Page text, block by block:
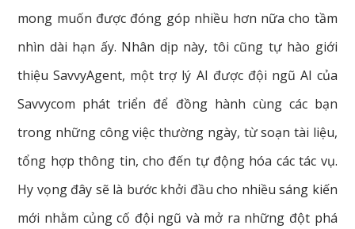
mong muốn được đóng góp nhiều hơn nữa cho tầm
nhìn dài hạn ấy. Nhân dịp này, tôi cũng tự hào giới
thiệu SavvyAgent, một trợ lý AI được đội ngũ AI của
Savvycom phát triển để đồng hành cùng các bạn
trong những công việc thường ngày, từ soạn tài liệu,
tổng hợp thông tin, cho đến tự động hóa các tác vụ.
Hy vọng đây sẽ là bước khởi đầu cho nhiều sáng kiến
mới nhằm củng cố đội ngũ và mở ra những đột phá